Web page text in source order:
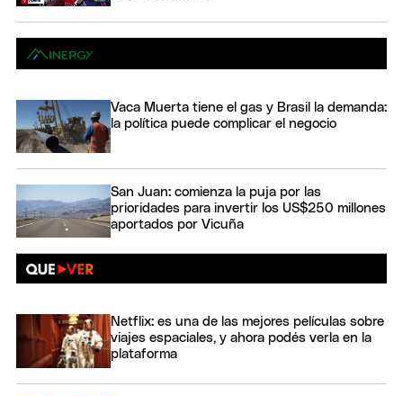
Vaca Muerta tiene el gas y Brasil la demanda:
la política puede complicar el negocio
San Juan: comienza la puja por las
prioridades para invertir los US$250 millones
aportados por Vicuña
Netflix: es una de las mejores películas sobre
viajes espaciales, y ahora podés verla en la
plataforma